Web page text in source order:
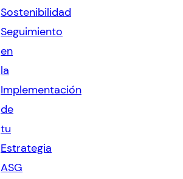
Sostenibilidad
Seguimiento
en
la
Implementación
de
tu
Estrategia
ASG